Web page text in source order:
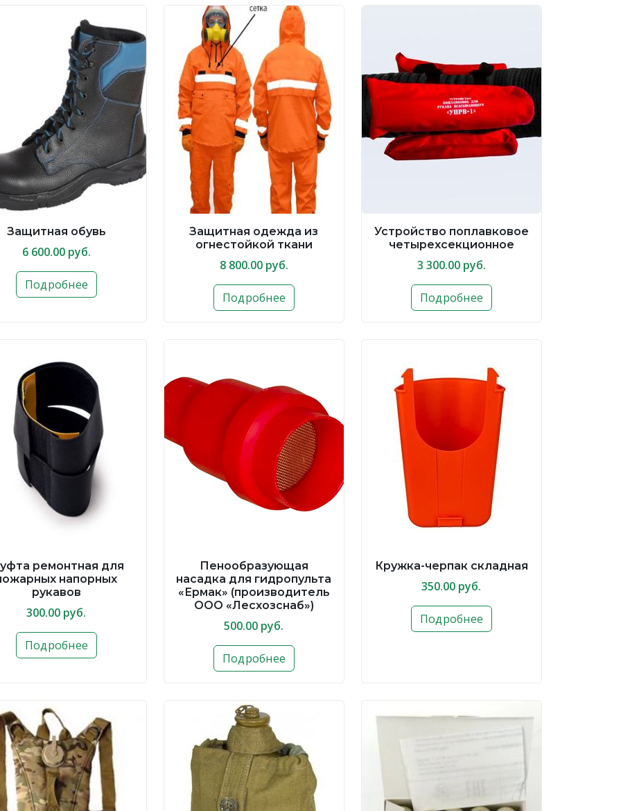
Защитная обувь
6 600.00 руб.
Подробнее
Защитная одежда из
огнестойкой ткани
8 800.00 руб.
Подробнее
Устройство поплавковое
четырехсекционное
3 300.00 руб.
Подробнее
ремонтная для
напорных
рукавов
300.00 руб.
Подробнее
Пенообразующая
насадка для гидропульта
«Ермак» (производитель
ООО «Лесхозснаб»)
500.00 руб.
Подробнее
Кружка-черпак складная
350.00 руб.
Подробнее